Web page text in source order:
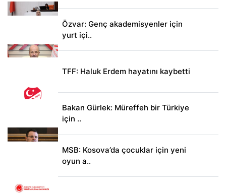
Özvar: Genç akademisyenler için
yurt içi..
TFF: Haluk Erdem hayatını kaybetti
Bakan Gürlek: Müreffeh bir Türkiye
için ..
MSB: Kosova’da çocuklar için yeni
oyun a..